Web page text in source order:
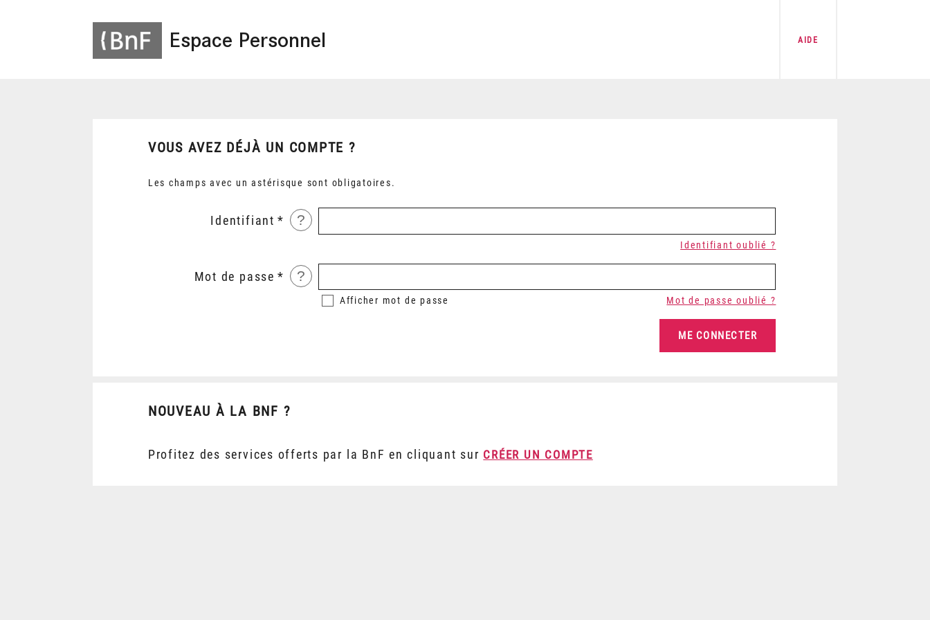
Espace Personnel AIDE
VOUS AVEZ DÉJÀ UN COMPTE ?
Les champs avec un astérisque sont obligatoires.
Identifiant ?
Identifiant oublié ?
Mot de passe ?
Afficher mot de passe Mot de passe oublié ?
NOUVEAU À LA BNF ?
Profitez des services offerts par la BnF en cliquant sur CRÉER UN COMPTE